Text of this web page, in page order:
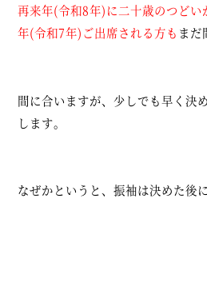
再来年(令和8年)に二十歳のつどい
年(令和7年)ご出席される方も まだ
間に合いますが、少しでも早く決
します。
なぜかというと、振袖は決めた後